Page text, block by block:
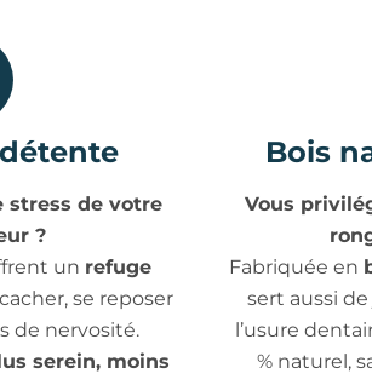
stress de votre
?
un refuge
se reposer
de nervosité.
serein, moins
Bois
Vous
Fabriquée en
sert aussi de
l’usure
% naturel,